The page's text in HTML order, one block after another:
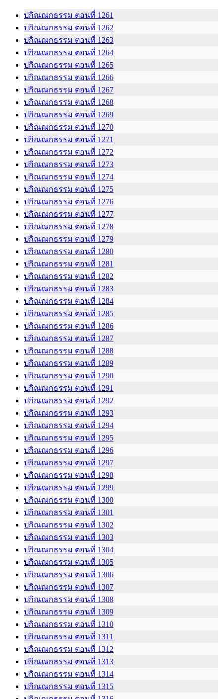
ปกิณณกธรรม ตอนที่ 1261
ปกิณณกธรรม ตอนที่ 1262
ปกิณณกธรรม ตอนที่ 1263
ปกิณณกธรรม ตอนที่ 1264
ปกิณณกธรรม ตอนที่ 1265
ปกิณณกธรรม ตอนที่ 1266
ปกิณณกธรรม ตอนที่ 1267
ปกิณณกธรรม ตอนที่ 1268
ปกิณณกธรรม ตอนที่ 1269
ปกิณณกธรรม ตอนที่ 1270
ปกิณณกธรรม ตอนที่ 1271
ปกิณณกธรรม ตอนที่ 1272
ปกิณณกธรรม ตอนที่ 1273
ปกิณณกธรรม ตอนที่ 1274
ปกิณณกธรรม ตอนที่ 1275
ปกิณณกธรรม ตอนที่ 1276
ปกิณณกธรรม ตอนที่ 1277
ปกิณณกธรรม ตอนที่ 1278
ปกิณณกธรรม ตอนที่ 1279
ปกิณณกธรรม ตอนที่ 1280
ปกิณณกธรรม ตอนที่ 1281
ปกิณณกธรรม ตอนที่ 1282
ปกิณณกธรรม ตอนที่ 1283
ปกิณณกธรรม ตอนที่ 1284
ปกิณณกธรรม ตอนที่ 1285
ปกิณณกธรรม ตอนที่ 1286
ปกิณณกธรรม ตอนที่ 1287
ปกิณณกธรรม ตอนที่ 1288
ปกิณณกธรรม ตอนที่ 1289
ปกิณณกธรรม ตอนที่ 1290
ปกิณณกธรรม ตอนที่ 1291
ปกิณณกธรรม ตอนที่ 1292
ปกิณณกธรรม ตอนที่ 1293
ปกิณณกธรรม ตอนที่ 1294
ปกิณณกธรรม ตอนที่ 1295
ปกิณณกธรรม ตอนที่ 1296
ปกิณณกธรรม ตอนที่ 1297
ปกิณณกธรรม ตอนที่ 1298
ปกิณณกธรรม ตอนที่ 1299
ปกิณณกธรรม ตอนที่ 1300
ปกิณณกธรรม ตอนที่ 1301
ปกิณณกธรรม ตอนที่ 1302
ปกิณณกธรรม ตอนที่ 1303
ปกิณณกธรรม ตอนที่ 1304
ปกิณณกธรรม ตอนที่ 1305
ปกิณณกธรรม ตอนที่ 1306
ปกิณณกธรรม ตอนที่ 1307
ปกิณณกธรรม ตอนที่ 1308
ปกิณณกธรรม ตอนที่ 1309
ปกิณณกธรรม ตอนที่ 1310
ปกิณณกธรรม ตอนที่ 1311
ปกิณณกธรรม ตอนที่ 1312
ปกิณณกธรรม ตอนที่ 1313
ปกิณณกธรรม ตอนที่ 1314
ปกิณณกธรรม ตอนที่ 1315